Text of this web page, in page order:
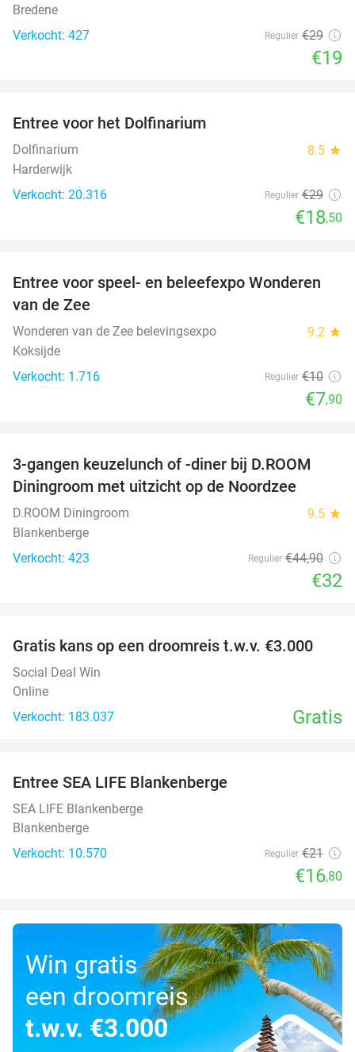
Bredene
Verkocht: 427
Regulier €29
€19
Entree voor het Dolfinarium
Dolfinarium 8.5 star
Harderwijk
Verkocht: 20.316
Regulier €29
€18,50
21%
Entree voor speel- en beleefexpo Wonderen
van de Zee
Wonderen van de Zee belevingsexpo 9.2 star
Koksijde
Verkocht: 1.716
Regulier €10
€7,90
29%
3-gangen keuzelunch of -diner bij D.ROOM
Diningroom met uitzicht op de Noordzee
D.ROOM Diningroom 9.5 star
Blankenberge
Verkocht: 423
Regulier €44,90
€32
Gratis kans op een droomreis t.w.v. €3.000
Social Deal Win
Online
Verkocht: 183.037
Gratis
Entree SEA LIFE Blankenberge
SEA LIFE Blankenberge
Blankenberge
Verkocht: 10.570
Regulier €21
€16,80
Win gratis
een droomreis
t.w.v. €3.000